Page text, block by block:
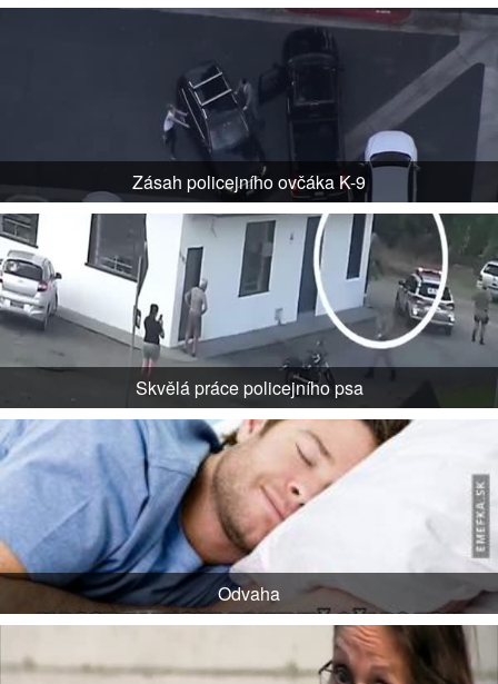
Zásah policejního ovčáka K-9
Skvělá práce policejního psa
Odvaha